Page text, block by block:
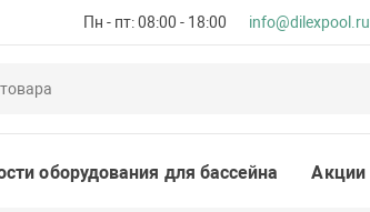
Пн - пт: 08:00 - 18:00 info@dilexpool.ru
оборудования для бассейна Акции